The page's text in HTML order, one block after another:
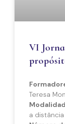
VI
Teresa
a distância